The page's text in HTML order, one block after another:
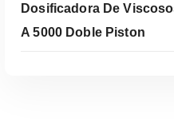
Dosificadora De
A 5000 Doble Piston